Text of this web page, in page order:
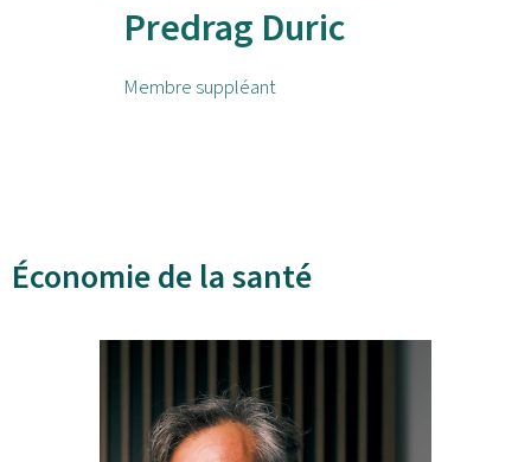
Predrag Duric
Membre suppléant
Économie de la santé